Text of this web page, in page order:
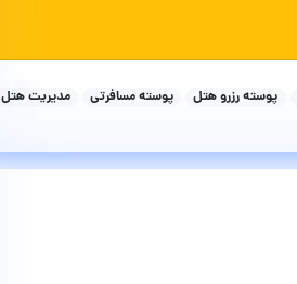
پوسته رزرو هتل پوسته مسافرتی مدیریت هتل